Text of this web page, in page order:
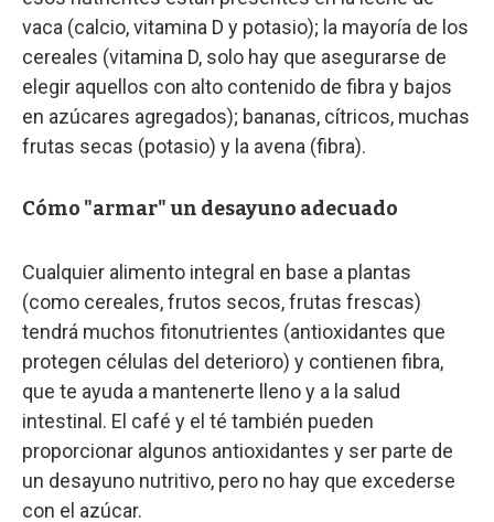
vaca (calcio, vitamina D y potasio); la mayoría de los
cereales (vitamina D, solo hay que asegurarse de
elegir aquellos con alto contenido de fibra y bajos
en azúcares agregados); bananas, cítricos, muchas
frutas secas (potasio) y la avena (fibra).
Cómo "armar" un desayuno adecuado
Cualquier alimento integral en base a plantas
(como cereales, frutos secos, frutas frescas)
tendrá muchos fitonutrientes (antioxidantes que
protegen células del deterioro) y contienen fibra,
que te ayuda a mantenerte lleno y a la salud
intestinal. El café y el té también pueden
proporcionar algunos antioxidantes y ser parte de
un desayuno nutritivo, pero no hay que excederse
con el azúcar.